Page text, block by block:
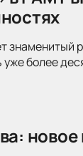
более
новое